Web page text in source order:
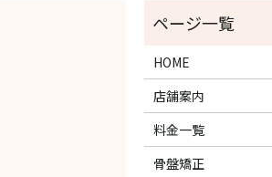
HOME
店舗案内
料金一覧
骨盤矯正